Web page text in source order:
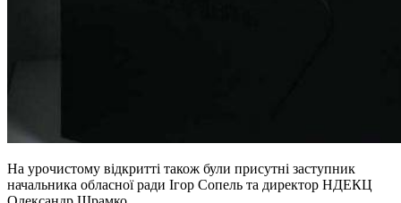
На урочистому відкритті також були присутні заступник
начальника обласної ради Ігор Сопель та директор НДЕКЦ